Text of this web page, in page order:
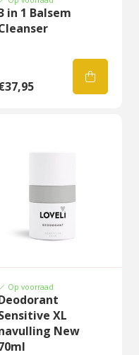
in 1 Balsem
Op voorraad
XL
New